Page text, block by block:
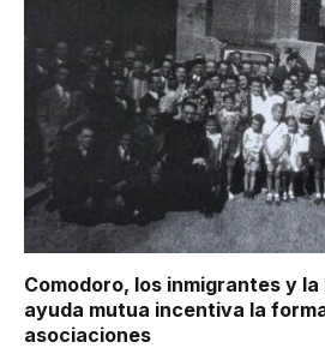
Comodoro, los inmigrantes y
ayuda mutua incentiva la
asociaciones